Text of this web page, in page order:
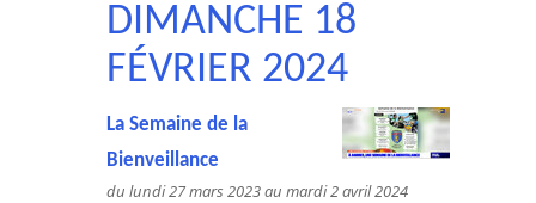
DIMANCHE 18
FÉVRIER 2024
La Semaine de la
Bienveillance
du lundi 27 mars 2023 au mardi 2 avril 2024